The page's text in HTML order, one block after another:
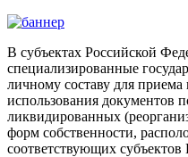
В субъектах Российской
специализированные
личному составу для
использования документов
ликвидированных
форм собственности,
соответствующих